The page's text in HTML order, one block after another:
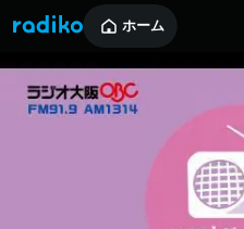
ホーム